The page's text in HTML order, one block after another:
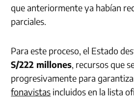
que anteriormente ya habían
parciales.
Para este proceso, el Estado
S/222 millones , recursos que
progresivamente para
fonavistas incluidos en la lista